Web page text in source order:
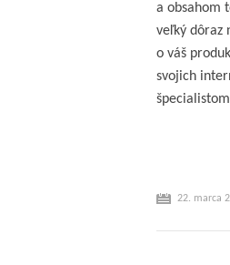
a obsahom
veľký dôraz
o váš
svojich
22. marca